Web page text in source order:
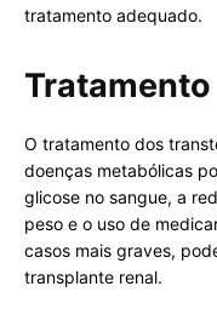
tratamento adequado.
Tratamento
O tratamento dos
doenças metabólicas
glicose no sangue, a
peso e o uso de
casos mais graves,
transplante renal.